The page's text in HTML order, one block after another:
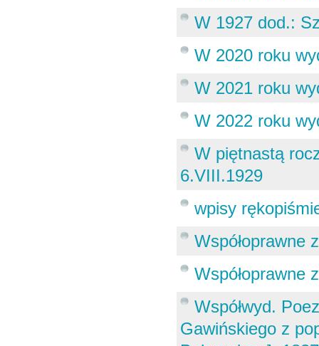
W 1927 dod.:
W 2020 roku
W 2021 roku
W 2022 roku
W piętnastą
6.VIII.1929
wpisy
Współoprawne
Współoprawne
Współwyd.
Gawińskiego z